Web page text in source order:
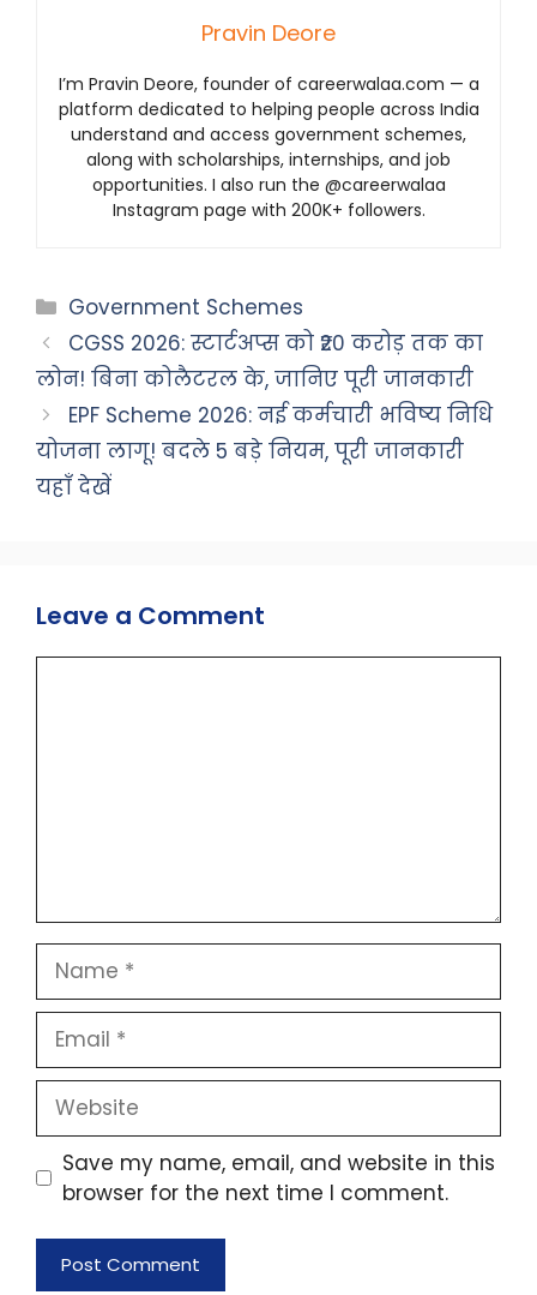
Pravin Deore
I’m Pravin Deore, founder of careerwalaa.com — a
platform dedicated to helping people across India
understand and access government schemes,
along with scholarships, internships, and job
opportunities. I also run the @careerwalaa
Instagram page with 200K+ followers.
Categories
Government Schemes
CGSS 2026: स्टार्टअप्स को ₹20 करोड़ तक का
लोन! बिना कोलैटरल के, जानिए पूरी जानकारी
EPF Scheme 2026: नई कर्मचारी भविष्य निधि
योजना लागू! बदले 5 बड़े नियम, पूरी जानकारी
यहाँ देखें
Leave a Comment
Name
Email
Website
Save my name, email, and website in this
browser for the next time I comment.